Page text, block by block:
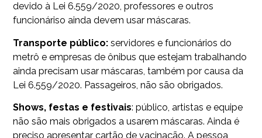
devido à Lei 6.559/2020, professores e outros
funcionáriso ainda devem usar máscaras.
Transporte público: servidores e funcionários do
metrô e empresas de ônibus que estejam trabalhando
ainda precisam usar máscaras, também por causa da
Lei 6.559/2020. Passageiros, não são obrigados.
Shows, festas e festivais: público, artistas e equipe
não são mais obrigados a usarem máscaras. Ainda é
preciso apresentar cartão de vacinação. A pessoa